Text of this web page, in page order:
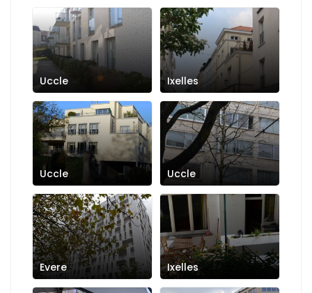
Uccle Ixelles
Uccle Uccle
Evere Ixelles